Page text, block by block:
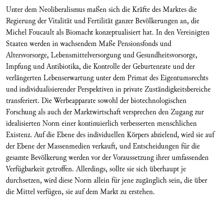
Unter dem Neoliberalismus maßen sich die Kräfte des Marktes die
Regierung der Vitalität und Fertilität ganzer Bevölkerungen an, die
Michel Foucault als Biomacht konzeptualisiert hat. In den Vereinigten
Staaten werden in wachsendem Maße Pensionsfonds und
Altersvorsorge, Lebensmittelversorgung und Gesundheitsvorsorge,
Impfung und Antibiotika, die Kontrolle der Geburtenrate und der
verlängerten Lebenserwartung unter dem Primat des Eigentumsrechts
und individualisierender Perspektiven in private Zuständigkeitsbereiche
transferiert. Die Werbeapparate sowohl der biotechnologischen
Forschung als auch der Marktwirtschaft versprechen den Zugang zur
idealisierten Norm einer kontinuierlich verbesserten menschlichen
Existenz. Auf die Ebene des individuellen Körpers abzielend, wird sie auf
der Ebene der Massenmedien verkauft, und Entscheidungen für die
gesamte Bevölkerung werden vor der Voraussetzung ihrer umfassenden
Verfügbarkeit getroffen. Allerdings, sollte sie sich überhaupt je
durchsetzen, wird diese Norm allein für jene zugänglich sein, die über
die Mittel verfügen, sie auf dem Markt zu erstehen.